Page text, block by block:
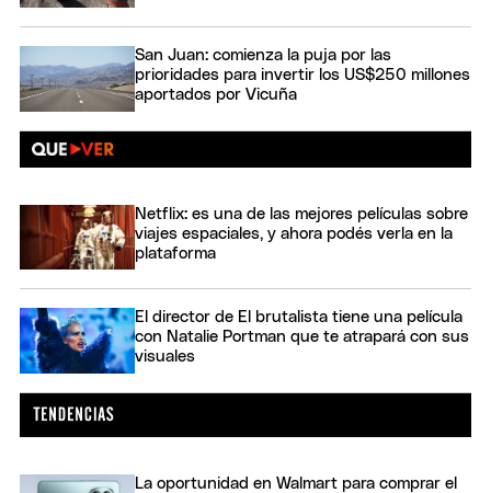
San Juan: comienza la puja por las
prioridades para invertir los US$250 millones
aportados por Vicuña
Netflix: es una de las mejores películas sobre
viajes espaciales, y ahora podés verla en la
plataforma
El director de El brutalista tiene una película
con Natalie Portman que te atrapará con sus
visuales
La oportunidad en Walmart para comprar el